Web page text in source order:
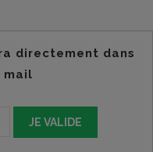
directement dans
mail
JE VALIDE